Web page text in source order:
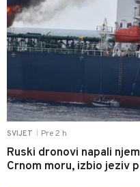
SVIJET Pre 2 h
Ruski dronovi napali
Crnom moru, izbio jeziv